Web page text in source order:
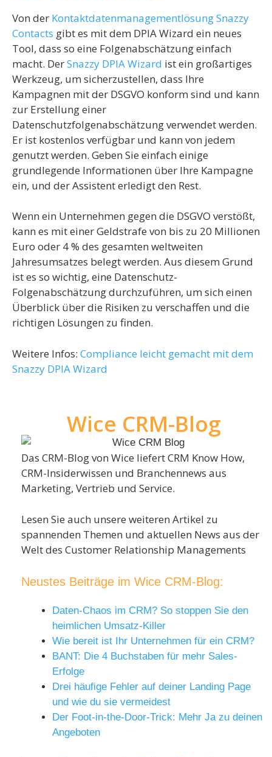
Von der Kontaktdatenmanagementlösung Snazzy
Contacts gibt es mit dem DPIA Wizard ein neues
Tool, dass so eine Folgenabschätzung einfach
macht. DerSnazzy DPIA Wizard ist ein großartiges
Werkzeug, um sicherzustellen, dass Ihre
Kampagnen mit der DSGVO konform sind und kann
zur Erstellung einer
Datenschutzfolgenabschätzung verwendet werden.
Er ist kostenlos verfügbar und kann von jedem
genutzt werden. Geben Sie einfach einige
grundlegende Informationen über Ihre Kampagne
ein, und der Assistent erledigt den Rest.
Wenn ein Unternehmen gegen die DSGVO verstößt,
kann es mit einer Geldstrafe von bis zu 20 Millionen
Euro oder 4 % des gesamten weltweiten
Jahresumsatzes belegt werden. Aus diesem Grund
ist es so wichtig, eine Datenschutz-
Folgenabschätzung durchzuführen, um sich einen
Überblick über die Risiken zu verschaffen und die
richtigen Lösungen zu finden.
Weitere Infos: Compliance leicht gemacht mit dem
Snazzy DPIA Wizard
Wice CRM-Blog
Das CRM-Blog von Wice liefert CRM Know How,
CRM-Insiderwissen und Branchennews aus
Marketing, Vertrieb und Service.
Lesen Sie auch unsere weiteren Artikel zu
spannenden Themen und aktuellen News aus der
Welt des Customer Relationship Managements
Neustes Beiträge im Wice CRM-Blog:
Daten-Chaos im CRM? So stoppen Sie den
heimlichen Umsatz-Killer
Wie bereit ist Ihr Unternehmen für ein CRM?
BANT: Die 4 Buchstaben für mehr Sales-
Erfolge
Drei häufige Fehler auf deiner Landing Page
und wie du sie vermeidest
Der Foot-in-the-Door-Trick: Mehr Ja zu deinen
Angeboten